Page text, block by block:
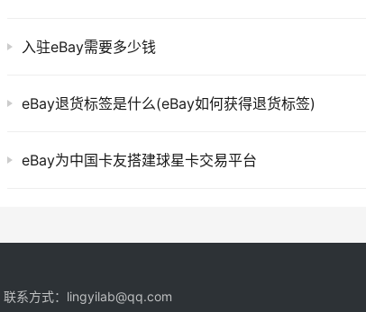
入驻eBay需要多少钱
eBay退货标签是什么(eBay如何获得退货标签)
eBay为中国卡友搭建球星卡交易平台
联系方式：lingyilab@qq.com